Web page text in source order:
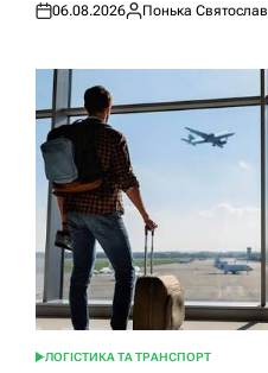
Оприлюднено
06.08.2026
Опубліковано
Понька Святослав
ОПУБЛІКУВАТИ
ЛОГІСТИКА ТА ТРАНСПОРТ